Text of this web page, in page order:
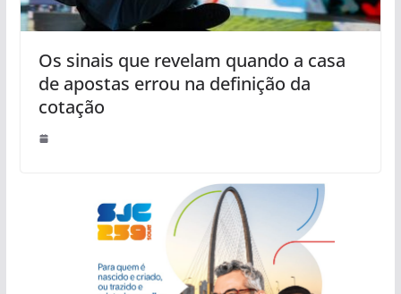
Os sinais que revelam quando a casa
de apostas errou na definição da
cotação